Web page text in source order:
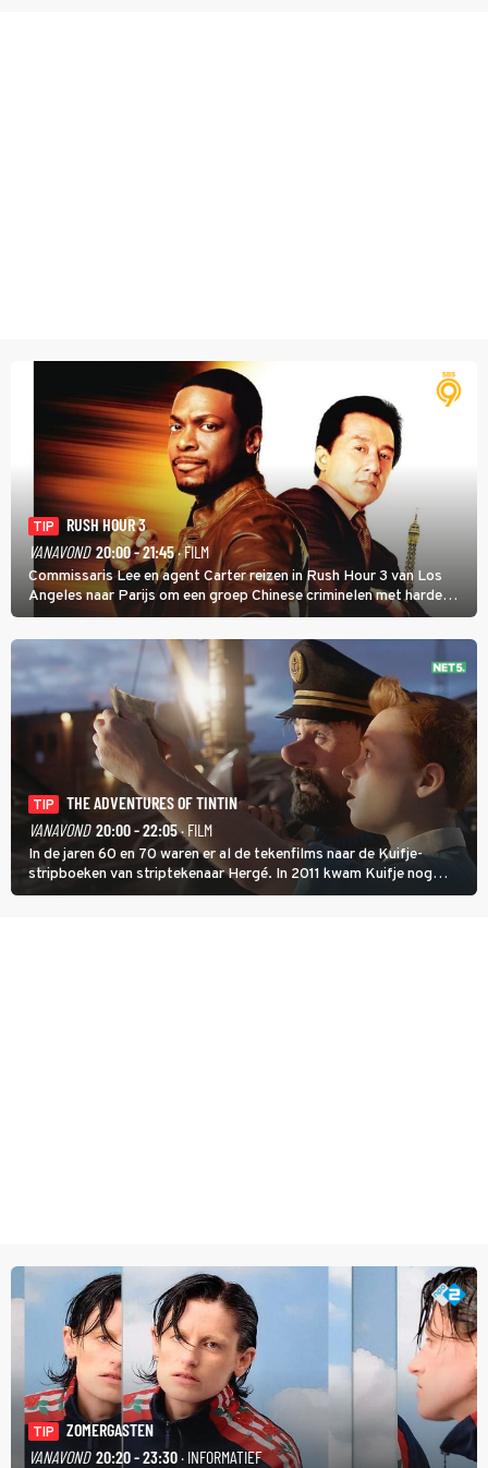
TIP
RUSH HOUR 3
VANAVOND 20:00 - 21:45· FILM
Commissaris Lee en agent Carter reizen in Rush Hour 3 van Los
Angeles naar Parijs om een groep Chinese criminelen met harde
hand aan te pakken.
TIP
THE ADVENTURES OF TINTIN
VANAVOND 20:00 - 22:05· FILM
In de jaren 60 en 70 waren er al de tekenfilms naar de Kuifje-
stripboeken van striptekenaar Hergé. In 2011 kwam Kuifje nog
meer tot leven in The Adventures of Tintin van Steven Spielberg.
TIP
ZOMERGASTEN
VANAVOND 20:20 - 23:30· INFORMATIEF